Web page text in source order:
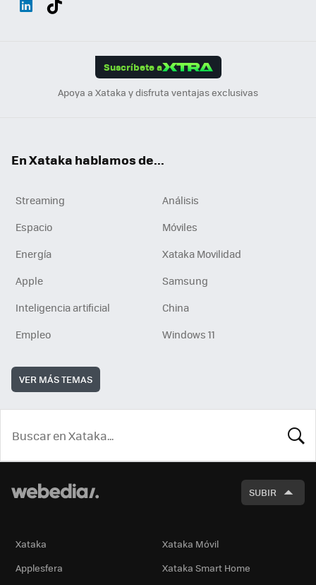
Suscríbete a
Apoya a Xataka y disfruta ventajas exclusivas
En Xataka hablamos de...
Streaming
Análisis
Espacio
Móviles
Energía
Xataka Movilidad
Apple
Samsung
Inteligencia artificial
China
Empleo
Windows 11
VER MÁS TEMAS
SUBIR
Xataka
Xataka Móvil
Applesfera
Xataka Smart Home